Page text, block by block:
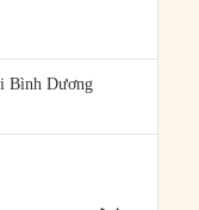
Bình Dương